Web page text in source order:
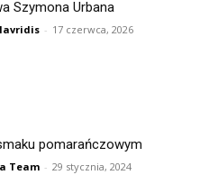
Szymona Urbana
- 17 czerwca, 2026
pomarańczowym
Team - 29 stycznia, 2024